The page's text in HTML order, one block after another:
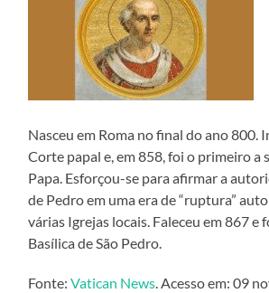
Nasceu em Roma no final do ano 800.
Corte papal e, em 858, foi o primeiro a
Papa. Esforçou-se para afirmar a
de Pedro em uma era de “ruptura”
várias Igrejas locais. Faleceu em 867 e
Basílica de São Pedro.
Fonte:Vatican News. Acesso em: 09